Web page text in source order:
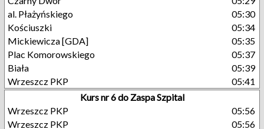
al. Płażyńskiego
05:30
Kościuszki
05:34
Mickiewicza [GDA]
05:35
Plac Komorowskiego
05:37
Biała
05:39
Wrzeszcz PKP
05:41
Kurs nr 6 do Zaspa Szpital
Wrzeszcz PKP
05:56
Wrzeszcz PKP
05:56